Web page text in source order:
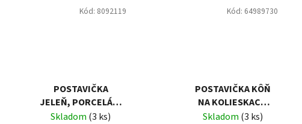
POSTAVIČKA
JELEŇ, PORCELÁN,
4,7×8,8×13,5 CM
Skladom (3 ks)
Kód: 8092119
POSTAVIČKA KÔŇ
NA KOLIESKACH
26,5 CM
Skladom (3 ks)
Kód: 64989730